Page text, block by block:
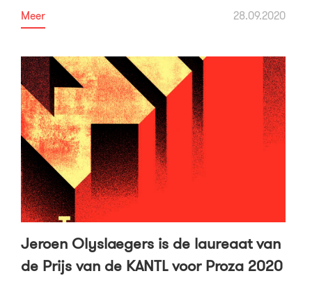
Meer
28.09.2020
Jeroen Olyslaegers is de laureaat van
de Prijs van de KANTL voor Proza 2020